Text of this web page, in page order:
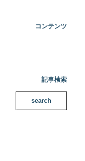
コンテンツ
記事検索
search